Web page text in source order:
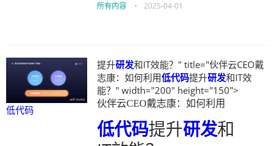
所有内容 • 2025-04-01
低代码
提升研发和IT效能？" title="伙伴云CEO戴
志康：如何利用低代码提升研发和IT效
能？" width="200" height="150">
伙伴云CEO戴志康：如何利用
低代码提升研发和